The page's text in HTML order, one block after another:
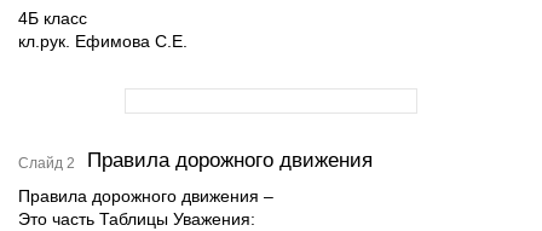
4Б класс
кл.рук. Ефимова С.Е.
Слайд 2 Правила дорожного движения
Правила дорожного движения –
Это часть Таблицы Уважения: